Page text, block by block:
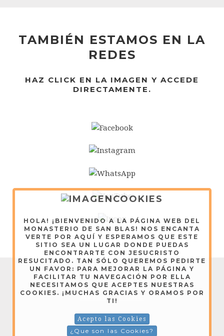
TAMBIÉN ESTAMOS EN LA
REDES
HAZ CLICK EN LA IMAGEN Y ACCEDE
DIRECTAMENTE.
Dominicas de Lerma - Copyright © 2026
AVISO LEGAL
HOLA! ¡BIENVENIDO A LA PÁGINA WEB DEL
MONASTERIO DE SAN BLAS! NOS ENCANTA
VERTE POR AQUÍ Y ESPERAMOS QUE ESTE
SITIO SEA UN LUGAR DONDE PUEDAS
ENCONTRARTE CON JESUCRISTO
RESUCITADO. TAN SÓLO QUEREMOS PEDIRTE
UN FAVOR: PARA MEJORAR LA PÁGINA Y
FACILITAR TU NAVEGACIÓN POR ELLA
NECESITAMOS QUE ACEPTES NUESTRAS
COOKIES. ¡MUCHAS GRACIAS Y ORAMOS POR
TI!
Acepto las Cookies
¿Que son las Cookies?